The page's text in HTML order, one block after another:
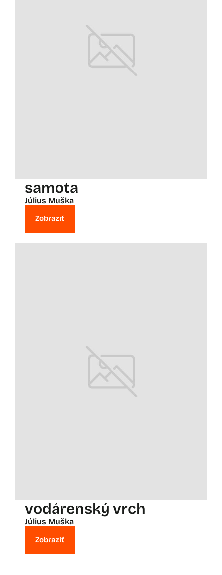
samota
Július Muška
Zobraziť
vodárenský vrch
Július Muška
Zobraziť